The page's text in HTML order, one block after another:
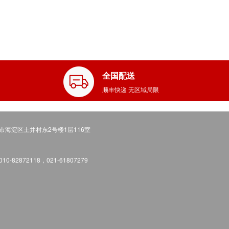
全国配送
顺丰快递 无区域局限
海淀区土井村东2号楼1层116室
82872118，021-61807279